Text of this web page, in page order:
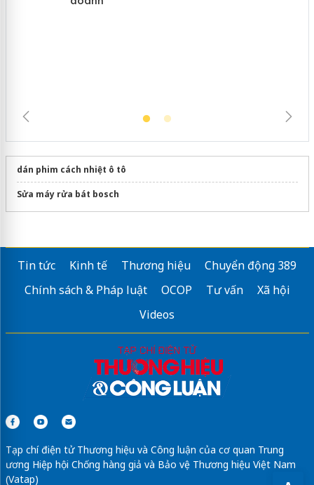
dán phim cách nhiệt ô tô
Sửa máy rửa bát bosch
Tin tức Kinh tế Thương hiệu
Chuyển động 389
Chính sách & Pháp luật
OCOP Tư vấn
Xã hội
Videos
Tạp chí điện tử Thương hiệu và Công luận của cơ quan Trung
ương Hiệp hội Chống hàng giả và Bảo vệ Thương hiệu Việt Nam
(Vatap)